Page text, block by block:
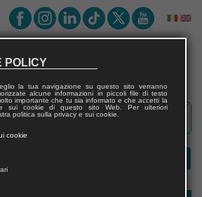
POLICY
la tua navigazione su questo sito verranno
alcune informazioni in piccoli file di testo
importante che tu sia informato e che accetti la
sui cookie di questo sito Web. Per ulteriori
politica sulla privacy e sui cookie.
cookie